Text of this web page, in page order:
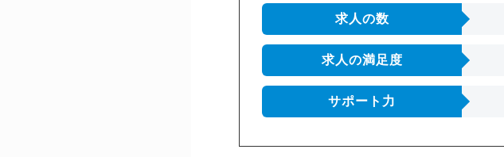
求人の数
求人の満足度
サポート力